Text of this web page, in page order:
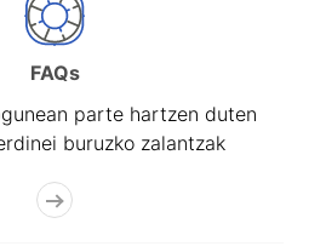
FAQs
parte hartzen duten
buruzko zalantzak